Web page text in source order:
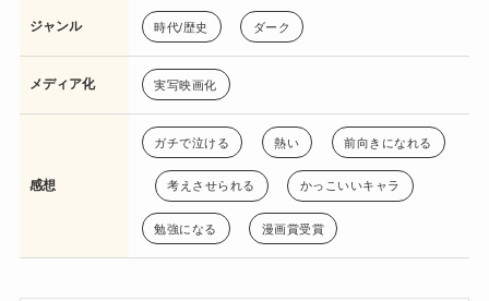
ジャンル 時代/歴史 ダーク
メディア化 実写映画化
感想
ガチで泣ける 熱い 前向きになれる
考えさせられる かっこいいキャラ
勉強になる 漫画賞受賞